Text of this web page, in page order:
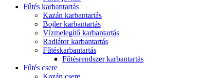
Fűtés karbantartás
Kazán karbantartás
Bojler karbantartás
Vízmelegítő karbantartás
Radiátor karbantartás
Fűtéskarbantartás
Fűtésrendszer karbantartás
Fűtés csere
Kazán csere